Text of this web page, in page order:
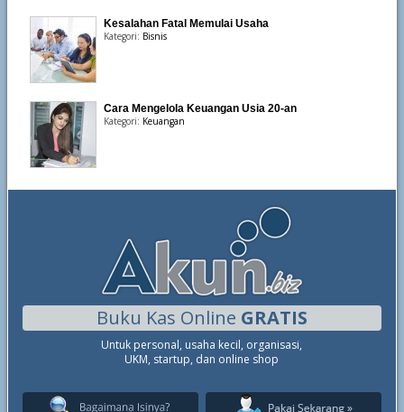
Kesalahan Fatal Memulai Usaha
Kategori: Bisnis
Cara Mengelola Keuangan Usia 20-an
Kategori: Keuangan
Buku Kas Online GRATIS
Untuk personal, usaha kecil, organisasi,
UKM, startup, dan online shop